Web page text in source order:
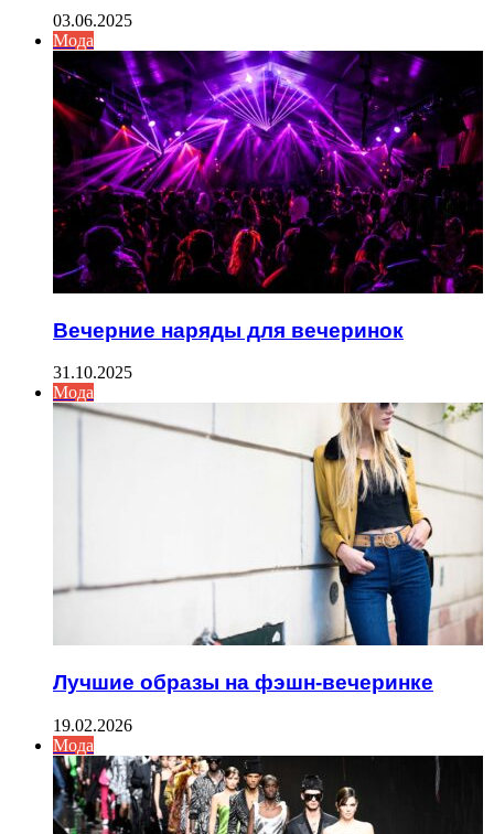
03.06.2025
Мода
Вечерние наряды для вечеринок
31.10.2025
Мода
Лучшие образы на фэшн-вечеринке
19.02.2026
Мода